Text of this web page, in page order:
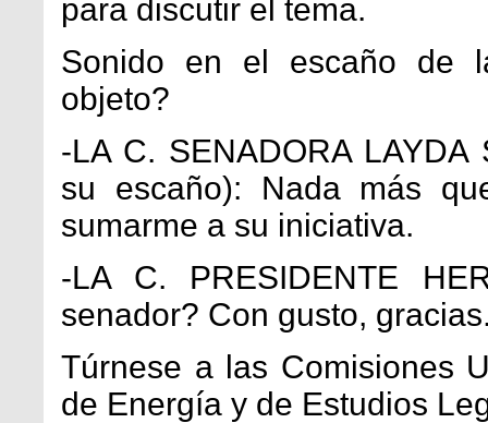
para discutir el tema.
Sonido en el escaño de
objeto?
-LA C. SENADORA
su escaño): Nada más
sumarme a su iniciativa.
-LA C. PRESIDENTE
senador? Con gusto,
Túrnese a las Comisiones
de Energía y de Estudios